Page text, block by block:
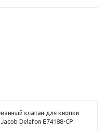
клапан для кнопки
Jacob Delafon E74188-CP